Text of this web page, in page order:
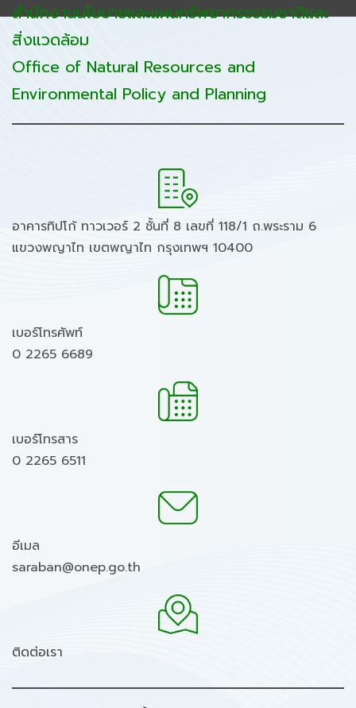
สำนักงานนโยบายและแผนทรัพยากรธรรมชาติและ
สิ่งแวดล้อม
Office of Natural Resources and
Environmental Policy and Planning
อาคารทิปโก้ ทาวเวอร์ 2 ชั้นที่ 8 เลขที่ 118/1 ถ.พระราม 6
แขวงพญาไท เขตพญาไท กรุงเทพฯ 10400
เบอร์โทรศัพท์
0 2265 6689
เบอร์โทรสาร
0 2265 6511
อีเมล
saraban@onep.go.th
ติดต่อเรา